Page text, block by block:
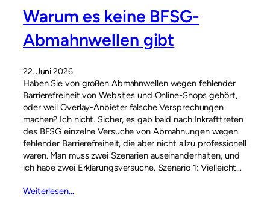
Warum es keine BFSG-
Abmahnwellen gibt
22. Juni 2026
Haben Sie von großen Abmahnwellen wegen fehlender
Barrierefreiheit von Websites und Online-Shops gehört,
oder weil Overlay-Anbieter falsche Versprechungen
machen? Ich nicht. Sicher, es gab bald nach Inkrafttreten
des BFSG einzelne Versuche von Abmahnungen wegen
fehlender Barrierefreiheit, die aber nicht allzu professionell
waren. Man muss zwei Szenarien auseinanderhalten, und
ich habe zwei Erklärungsversuche. Szenario 1: Vielleicht…
Weiterlesen…